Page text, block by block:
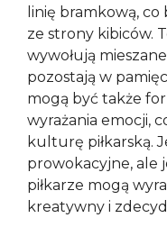
linię bramkową, co
ze strony kibiców.
wywołują
pozostają w
mogą być także
wyrażania emocji,
kulturę piłkarską.
prowokacyjne, ale
piłkarze mogą
kreatywny i